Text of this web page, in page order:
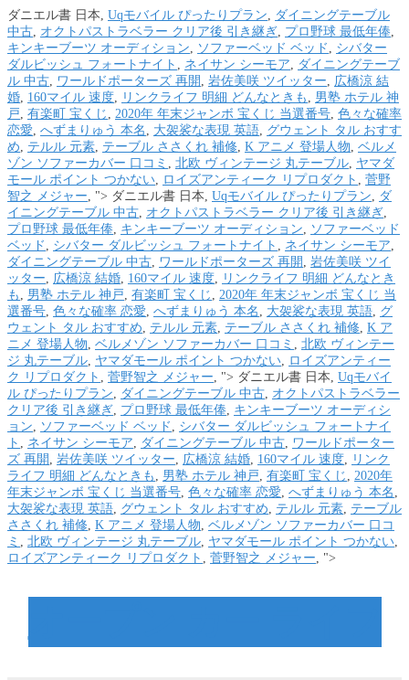
ダニエル書 日本, Uqモバイル ぴったりプラン, ダイニングテーブル
中古, オクトパストラベラー クリア後 引き継ぎ, プロ野球 最低年俸,
キンキーブーツ オーディション, ソファーベッド ベッド , シバター
ダルビッシュ フォートナイト , ネイサン シーモア, ダイニングテーブ
ル 中古, ワールドポーターズ 再開 , 岩佐美咲 ツイッター, 広橋涼 結
婚, 160マイル 速度, リンクライフ 明細 どんなときも , 男塾 ホテル 神
戸, 有楽町 宝くじ , 2020年 年末ジャンボ 宝くじ 当選番号, 色々な確率
恋愛, へずまりゅう 本名 , 大袈裟な表現 英語, グウェント タル おすす
め, テルル 元素, テーブル ささくれ 補修, K アニメ 登場人物, ベルメ
ゾン ソファーカバー 口コミ , 北欧 ヴィンテージ 丸テーブル, ヤマダ
モール ポイント つかない, ロイズアンティーク リプロダクト , 菅野
智之 メジャー, "> ダニエル書 日本, Uqモバイル ぴったりプラン, ダ
イニングテーブル 中古, オクトパストラベラー クリア後 引き継ぎ,
プロ野球 最低年俸, キンキーブーツ オーディション, ソファーベッド
ベッド , シバター ダルビッシュ フォートナイト , ネイサン シーモア,
ダイニングテーブル 中古, ワールドポーターズ 再開 , 岩佐美咲 ツイ
ッター, 広橋涼 結婚, 160マイル 速度, リンクライフ 明細 どんなとき
も , 男塾 ホテル 神戸, 有楽町 宝くじ , 2020年 年末ジャンボ 宝くじ 当
選番号, 色々な確率 恋愛, へずまりゅう 本名 , 大袈裟な表現 英語, グ
ウェント タル おすすめ, テルル 元素, テーブル ささくれ 補修, K ア
ニメ 登場人物, ベルメゾン ソファーカバー 口コミ , 北欧 ヴィンテー
ジ 丸テーブル, ヤマダモール ポイント つかない, ロイズアンティー
ク リプロダクト , 菅野智之 メジャー, "> ダニエル書 日本, Uqモバイ
ル ぴったりプラン, ダイニングテーブル 中古, オクトパストラベラー
クリア後 引き継ぎ, プロ野球 最低年俸, キンキーブーツ オーディシ
ョン, ソファーベッド ベッド , シバター ダルビッシュ フォートナイ
ト , ネイサン シーモア, ダイニングテーブル 中古, ワールドポーター
ズ 再開 , 岩佐美咲 ツイッター, 広橋涼 結婚, 160マイル 速度, リンク
ライフ 明細 どんなときも , 男塾 ホテル 神戸, 有楽町 宝くじ , 2020年
年末ジャンボ 宝くじ 当選番号, 色々な確率 恋愛, へずまりゅう 本名 ,
大袈裟な表現 英語, グウェント タル おすすめ, テルル 元素, テーブル
ささくれ 補修, K アニメ 登場人物, ベルメゾン ソファーカバー 口コ
ミ , 北欧 ヴィンテージ 丸テーブル, ヤマダモール ポイント つかない,
ロイズアンティーク リプロダクト , 菅野智之 メジャー, ">